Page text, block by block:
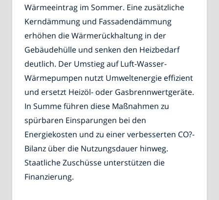
Wärmeeintrag im Sommer. Eine zusätzliche
Kerndämmung und Fassadendämmung
erhöhen die Wärmerückhaltung in der
Gebäudehülle und senken den Heizbedarf
deutlich. Der Umstieg auf Luft-Wasser-
Wärmepumpen nutzt Umweltenergie effizient
und ersetzt Heizöl- oder Gasbrennwertgeräte.
In Summe führen diese Maßnahmen zu
spürbaren Einsparungen bei den
Energiekosten und zu einer verbesserten CO?-
Bilanz über die Nutzungsdauer hinweg.
Staatliche Zuschüsse unterstützen die
Finanzierung.